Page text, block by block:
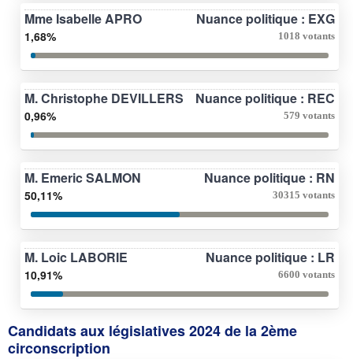
Mme Isabelle APRO Nuance politique : EXG
1,68% 1018 votants
M. Christophe DEVILLERS Nuance politique : REC
0,96% 579 votants
M. Emeric SALMON Nuance politique : RN
50,11% 30315 votants
M. Loic LABORIE Nuance politique : LR
10,91% 6600 votants
Candidats aux législatives 2024 de la 2ème
circonscription